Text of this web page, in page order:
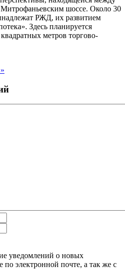
шоссе. Около 30
РЖД, их развитием
Здесь планируется
метров торгово-
уведомлений о новых
по электронной почте, а так же с